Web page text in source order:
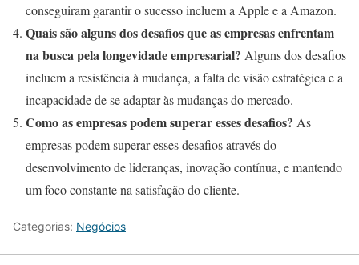
conseguiram garantir o sucesso incluem a Apple e a Amazon.
Quais são alguns dos desafios que as empresas enfrentam
na busca pela longevidade empresarial? Alguns dos desafios
incluem a resistência à mudança, a falta de visão estratégica e a
incapacidade de se adaptar às mudanças do mercado.
Como as empresas podem superar esses desafios? As
empresas podem superar esses desafios através do
desenvolvimento de lideranças, inovação contínua, e mantendo
um foco constante na satisfação do cliente.
Categorias: Negócios